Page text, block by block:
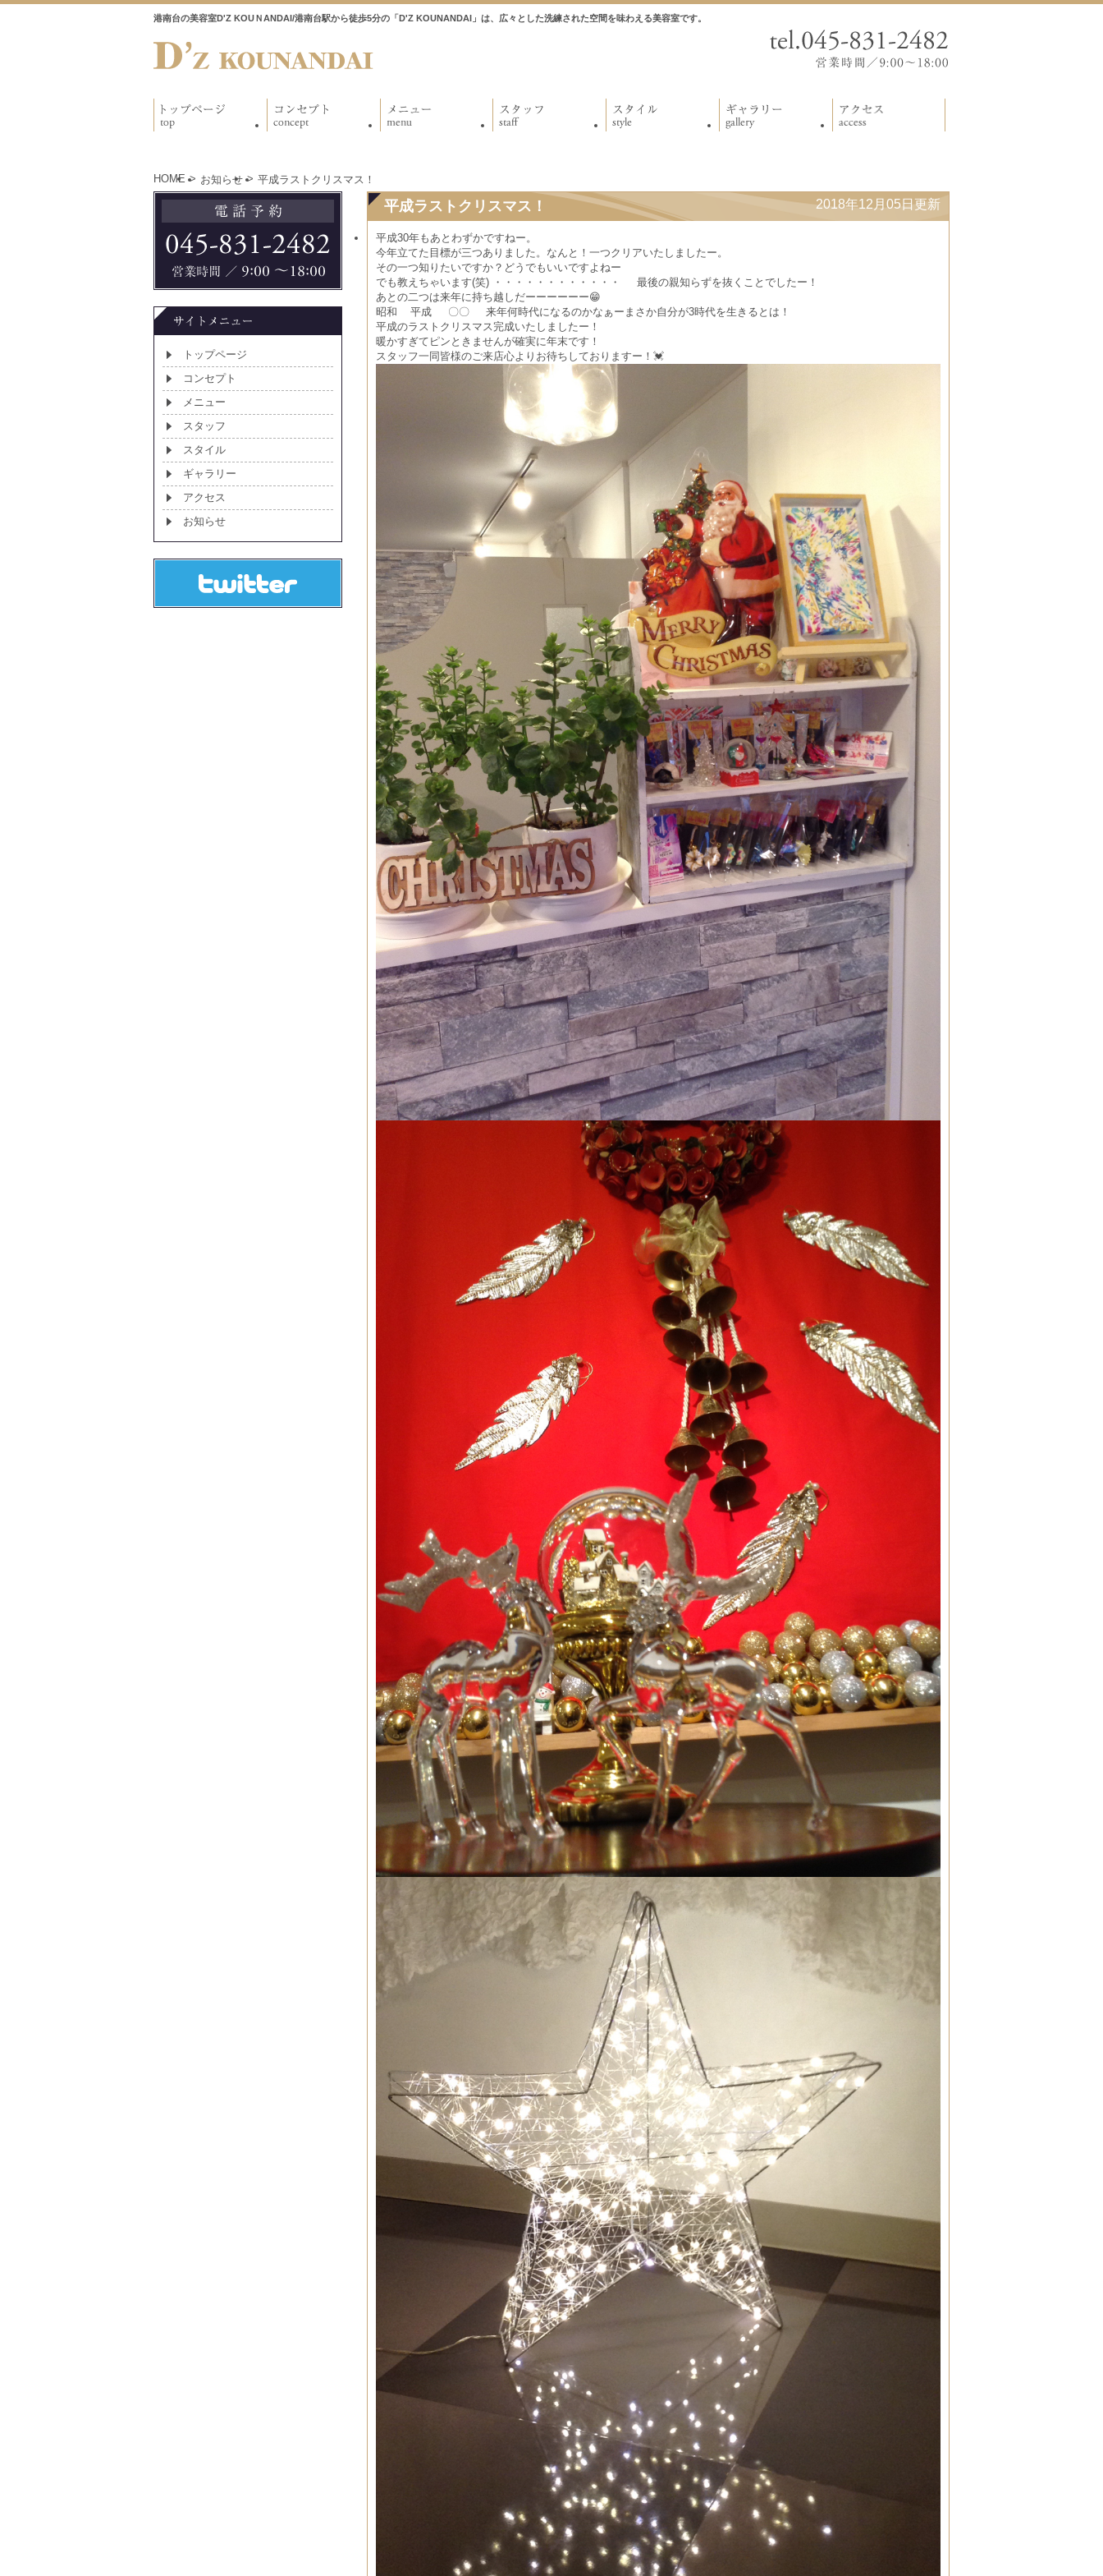
港南台の美容室D'Z KOUＮANDAI/港南台駅から徒歩5分の「D'Z KOUNANDAI」は、広々とした洗練された空間を味わえる美容室です。
HOME > お知らせ > 平成ラストクリスマス！
平成ラストクリスマス！ 2018年12月05日更新
平成30年もあとわずかですねー。
今年立てた目標が三つありました。なんと！一つクリアいたしましたー。
その一つ知りたいですか？どうでもいいですよねー
でも教えちゃいます(笑) ・・・・・・・・・・・・ 最後の親知らずを抜くことでしたー！
あとの二つは来年に持ち越しだーーーーーー😁
昭和 平成 〇〇 来年何時代になるのかなぁーまさか自分が3時代を生きるとは！
平成のラストクリスマス完成いたしましたー！
暖かすぎてピンときませんが確実に年末です！
スタッフ一同皆様のご来店心よりお待ちしておりますー！💓
トップページ
コンセプト
メニュー
スタッフ
スタイル
ギャラリー
アクセス
お知らせ